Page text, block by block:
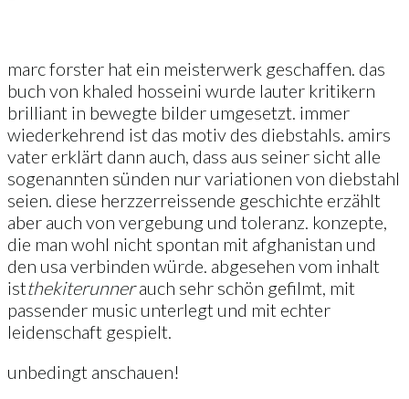
marc forster hat ein meisterwerk geschaffen. das
buch von khaled hosseini wurde lauter kritikern
brilliant in bewegte bilder umgesetzt. immer
wiederkehrend ist das motiv des diebstahls. amirs
vater erklärt dann auch, dass aus seiner sicht alle
sogenannten sünden nur variationen von diebstahl
seien. diese herzzerreissende geschichte erzählt
aber auch von vergebung und toleranz. konzepte,
die man wohl nicht spontan mit afghanistan und
den usa verbinden würde. abgesehen vom inhalt
istthekiterunnerauch sehr schön gefilmt, mit
passender music unterlegt und mit echter
leidenschaft gespielt.
unbedingt anschauen!